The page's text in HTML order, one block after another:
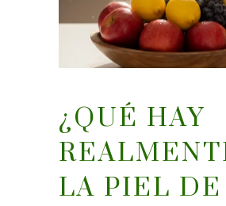
¿QUÉ HAY
LA PIEL